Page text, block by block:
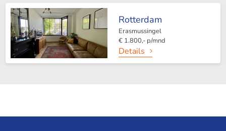
Rotterdam
Erasmussingel
€ 1.800,- p/mnd
Details